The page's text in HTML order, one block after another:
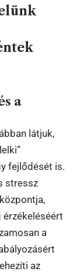
a
látjuk,
fejlődését is.
stressz
a
az